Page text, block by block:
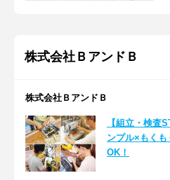
株式会社ＢアンドＢ
株式会社ＢアンドＢ
【組立・検
ンプル×もく
OK！